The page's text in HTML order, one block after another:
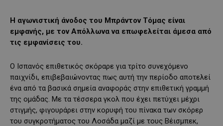
Η αγωνιστική άνοδος του Μπράντον Τόμας είναι
εμφανής, με τον Απόλλωνα να επωφελείται άμεσα από
τις εμφανίσεις του.
Ο Ισπανός επιθετικός σκόραρε για τρίτο συνεχόμενο
παιχνίδι, επιβεβαιώνοντας πως αυτή την περίοδο αποτελεί
ένα από τα βασικά σημεία αναφοράς στην επιθετική γραμμή
της ομάδας. Με τα τέσσερα γκολ που έχει πετύχει μέχρι
στιγμής, φιγουράρει στην κορυφή του πίνακα των σκόρερ
του συγκροτήματος του Λοσάδα μαζί με τους Βέισμπεκ,